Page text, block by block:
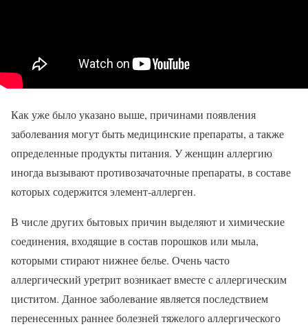
Как уже было указано выше, причинами появления
заболевания могут быть медицинские препараты, а также
определенные продукты питания. У женщин аллергию
иногда вызывают противозачаточные препараты, в составе
которых содержится элемент-аллерген.
В числе других бытовых причин выделяют и химические
соединения, входящие в состав порошков или мыла,
которыми стирают нижнее белье. Очень часто
аллергический уретрит возникает вместе с аллергическим
циститом. Данное заболевание является последствием
перенесенных раннее болезней тяжелого аллергического